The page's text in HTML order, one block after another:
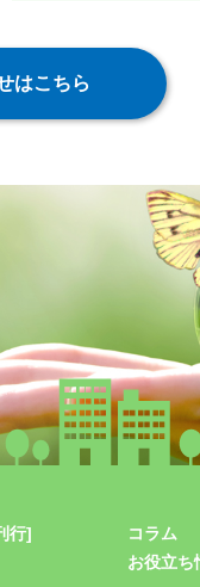
はこちら
行]
コラム
お役立ち